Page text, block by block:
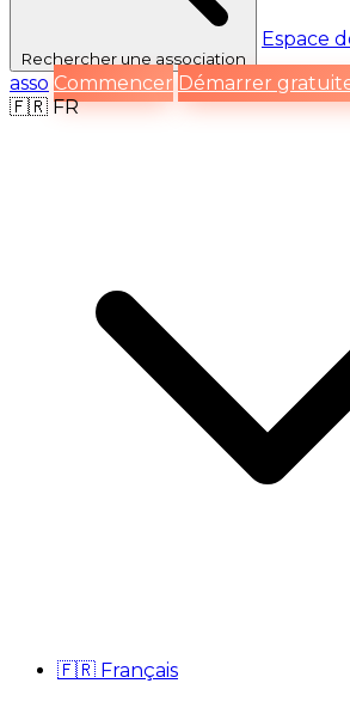
Rechercherune association
Espace
asso Commencer Démarrer
🇫🇷 FR
🇫🇷 Français